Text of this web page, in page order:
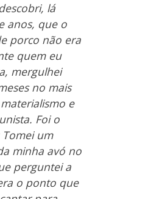
lá
anos, que o
porco não era
quem eu
mergulhei
no mais
e
Foi o
um
minha avó no
perguntei a
o ponto que